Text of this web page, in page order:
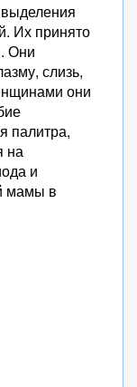
Их принято
Они
слизь,
они
палитра,
на
и
мамы в